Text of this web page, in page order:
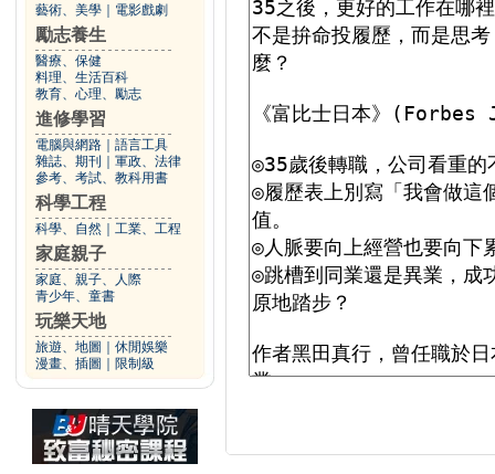
藝術、美學
電影戲劇
勵志養生
醫療、保健
料理、生活百科
教育、心理、勵志
進修學習
電腦與網路
語言工具
雜誌、期刊
軍政、法律
參考、考試、教科用書
科學工程
科學、自然 工業、工程
家庭親子
家庭、親子、人際
青少年、童書
玩樂天地
旅遊、地圖
休閒娛樂
漫畫、插圖
限制級